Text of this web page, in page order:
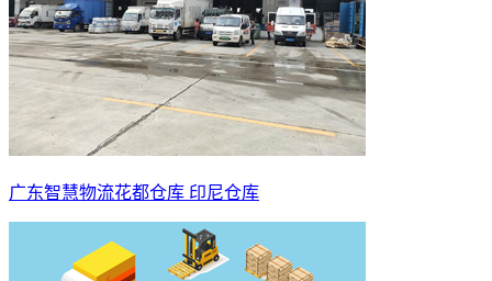
广东智慧物流花都仓库 印尼仓库